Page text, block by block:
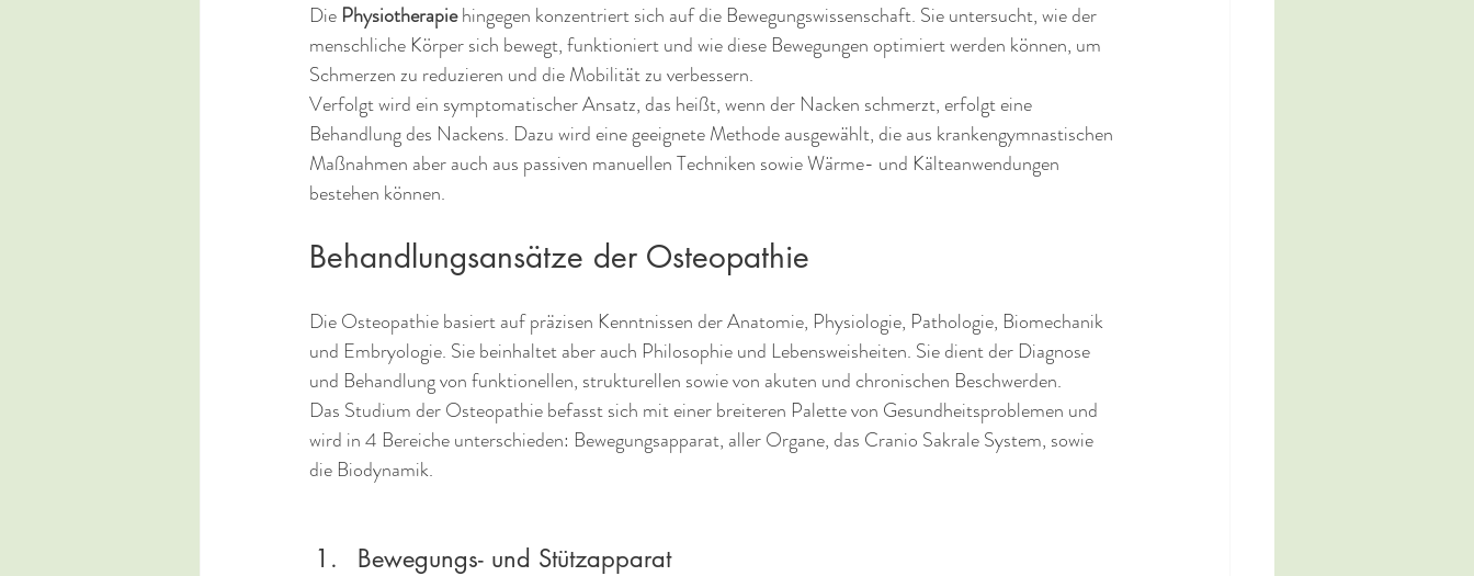
Die Physiotherapie hingegen konzentriert sich auf die Bewegungswissenschaft. Sie untersucht, wie der
menschliche Körper sich bewegt, funktioniert und wie diese Bewegungen optimiert werden können, um
Schmerzen zu reduzieren und die Mobilität zu verbessern.
Verfolgt wird ein symptomatischer Ansatz, das heißt, wenn der Nacken schmerzt, erfolgt eine
Behandlung des Nackens. Dazu wird eine geeignete Methode ausgewählt, die aus krankengymnastischen
Maßnahmen aber auch aus passiven manuellen Techniken sowie Wärme- und Kälteanwendungen
bestehen können.
Behandlungsansätze der Osteopathie
Die Osteopathie basiert auf präzisen Kenntnissen der Anatomie, Physiologie, Pathologie, Biomechanik
und Embryologie. Sie beinhaltet aber auch Philosophie und Lebensweisheiten. Sie dient der Diagnose
und Behandlung von funktionellen, strukturellen sowie von akuten und chronischen Beschwerden.
Das Studium der Osteopathie befasst sich mit einer breiteren Palette von Gesundheitsproblemen und
wird in 4 Bereiche unterschieden: Bewegungsapparat, aller Organe, das Cranio Sakrale System, sowie
die Biodynamik.
Bewegungs- und Stützapparat